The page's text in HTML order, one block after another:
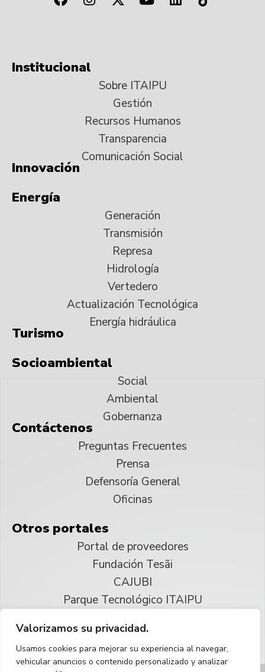
Valorizamos su privacidad.
Usamos cookies para mejorar su experiencia al navegar,
vehicular anuncios o contenido personalizado y analizar
Institucional
Sobre ITAIPU
Gestión
Recursos Humanos
Transparencia
Comunicación Social
Innovación
Energía
Generación
Transmisión
Represa
Hidrología
Vertedero
Actualización Tecnológica
Energía hidráulica
Turismo
Socioambiental
Social
Ambiental
Gobernanza
Contáctenos
Preguntas Frecuentes
Prensa
Defensoría General
Oficinas
Otros portales
Portal de proveedores
Fundación Tesãi
CAJUBI
Parque Tecnológico ITAIPU
Reservados todos los derechos